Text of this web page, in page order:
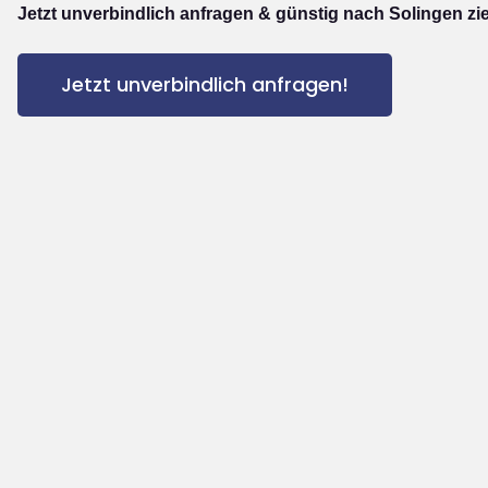
Jetzt unverbindlich anfragen & günstig nach Solingen
Jetzt unverbindlich anfragen!